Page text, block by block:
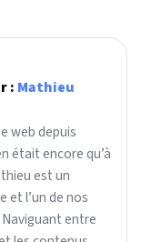
: Mathieu
web depuis
était encore qu’à
est un
et l’un de nos
entre